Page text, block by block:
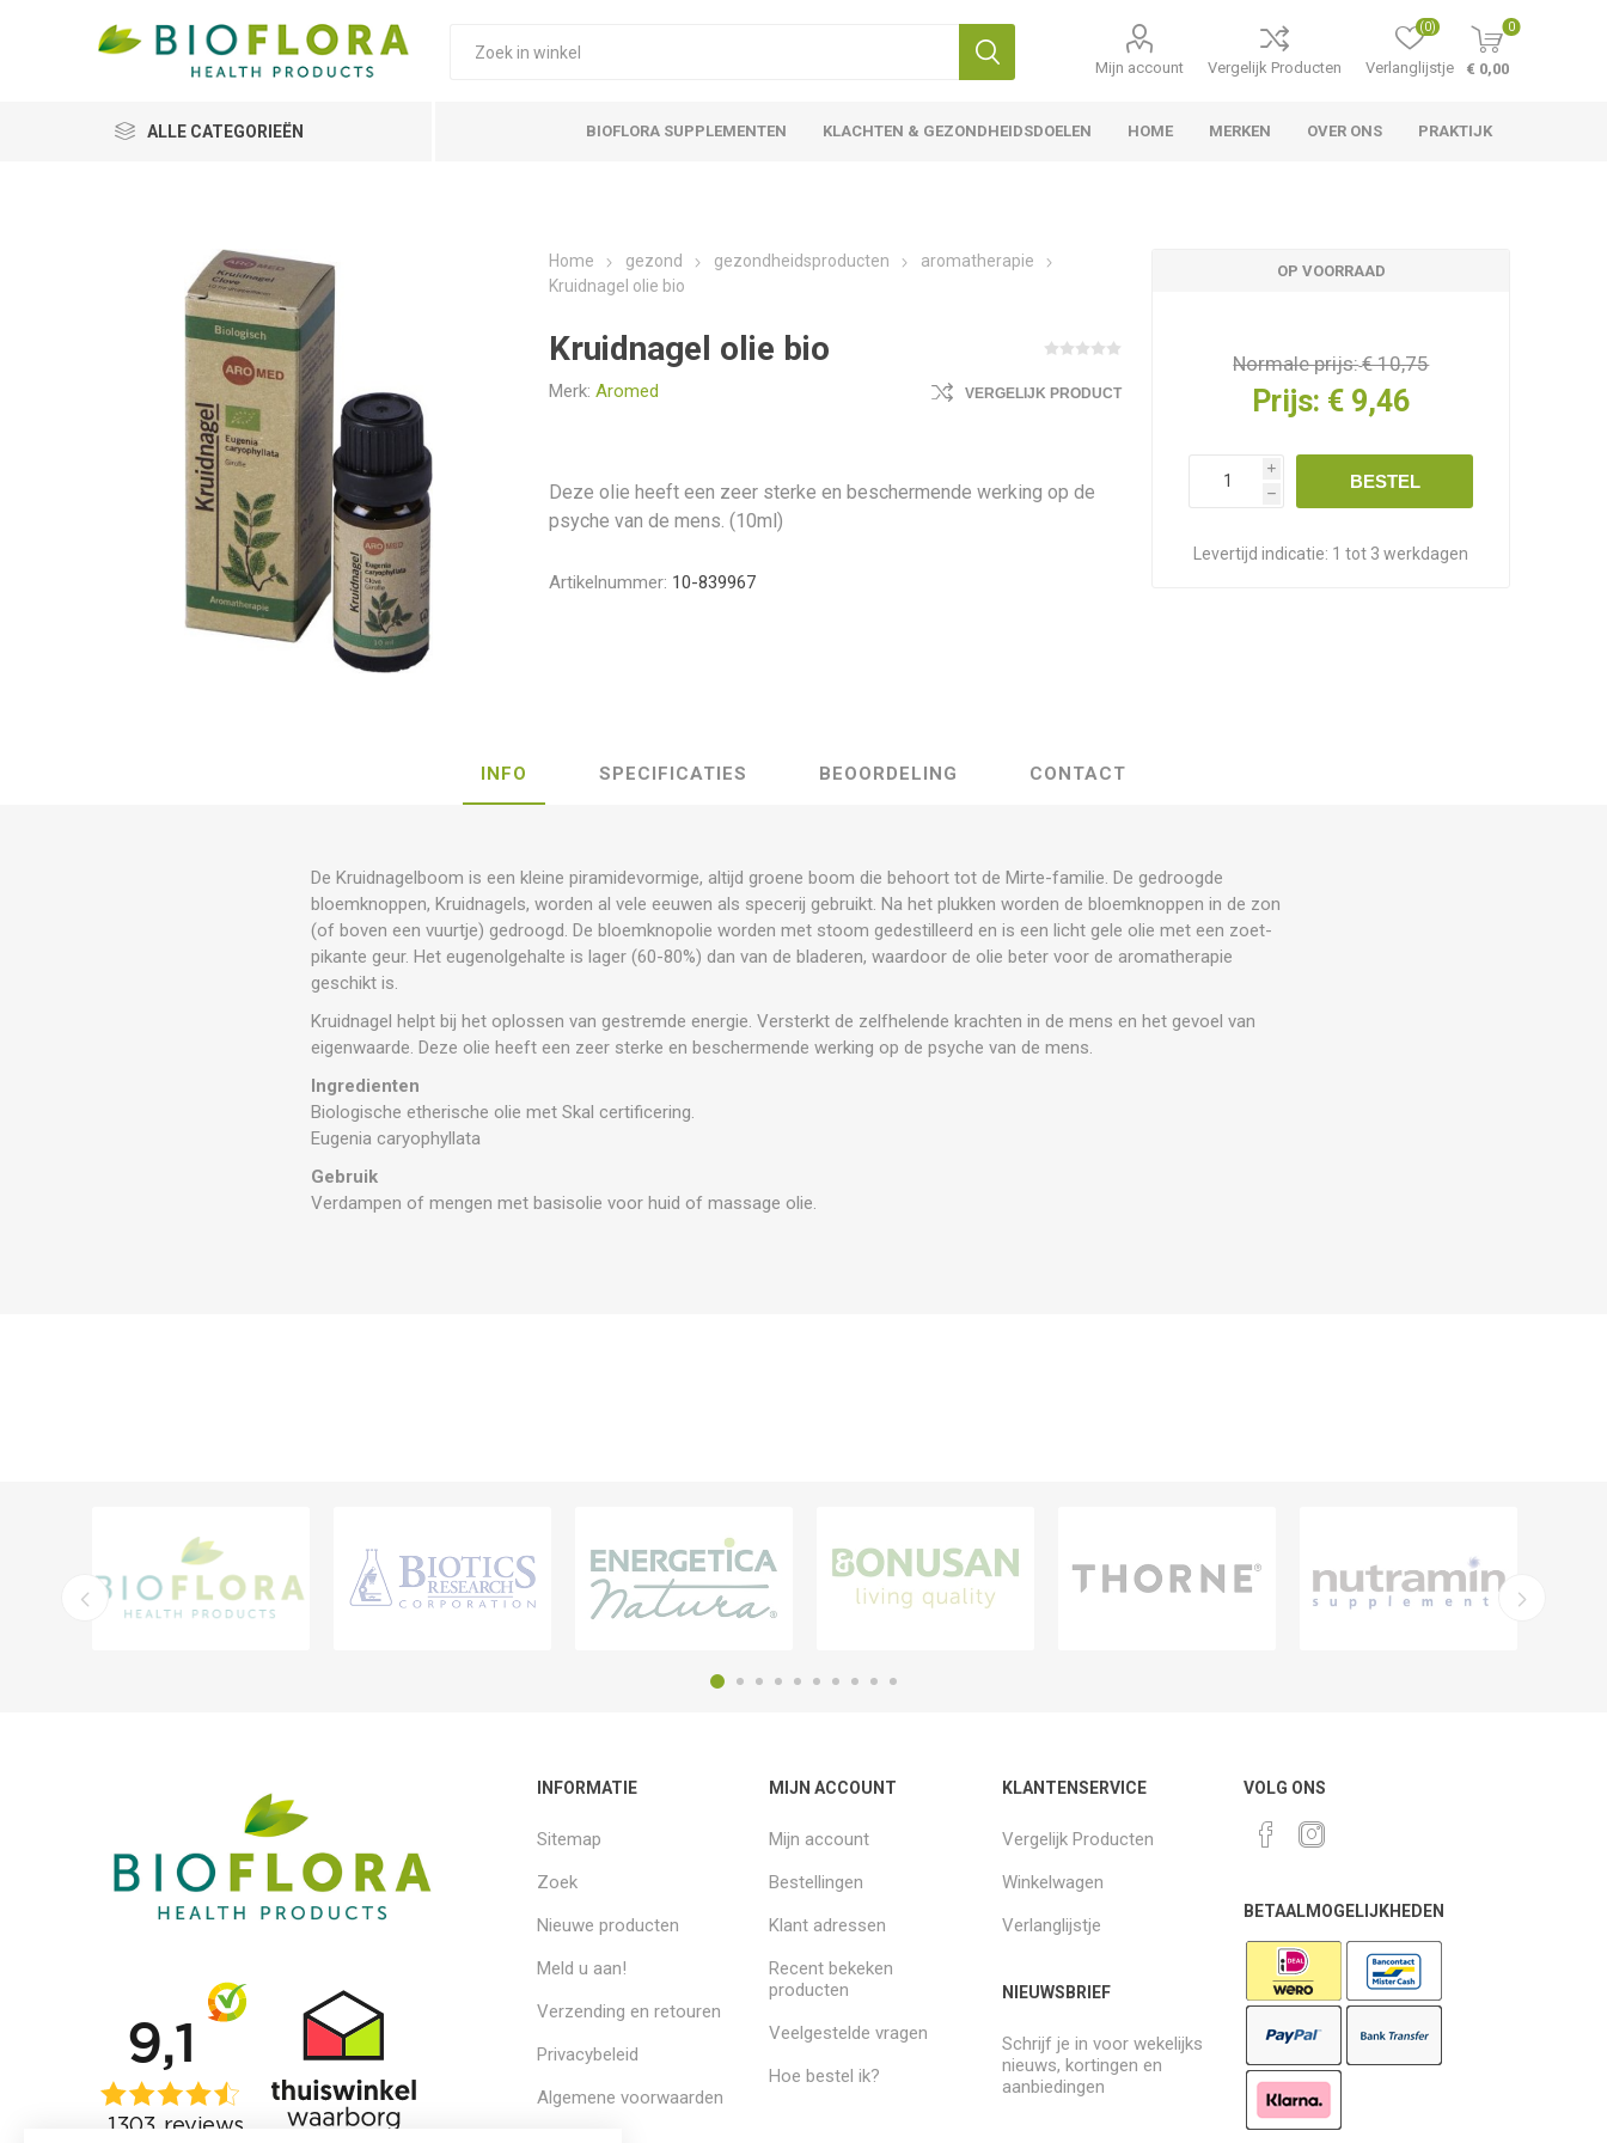
Mijn account Vergelijk Producten Verlanglijstje
(0) 0
€ 0,00
ALLE CATEGORIEËN BIOFLORA SUPPLEMENTEN KLACHTEN & GEZONDHEIDSDOELEN HOME MERKEN OVER ONS PRAKTIJK
Home gezond gezondheidsproducten
aromatherapie
Kruidnagel olie bio
Kruidnagel olie bio
Merk: Aromed VERGELIJK PRODUCT
Deze olie heeft een zeer sterke en beschermende werking op de
psyche van de mens. (10ml)
Artikelnummer: 10-839967
OP VOORRAAD
Normale prijs:€ 10,75
Prijs: € 9,46
i
h
BESTEL
Levertijd indicatie: 1 tot 3 werkdagen
INFO SPECIFICATIES BEOORDELING CONTACT
De Kruidnagelboom is een kleine piramidevormige, altijd groene boom die behoort tot de Mirte-familie. De gedroogde
bloemknoppen, Kruidnagels, worden al vele eeuwen als specerij gebruikt. Na het plukken worden de bloemknoppen in de zon
(of boven een vuurtje) gedroogd. De bloemknopolie worden met stoom gedestilleerd en is een licht gele olie met een zoet-
pikante geur. Het eugenolgehalte is lager (60-80%) dan van de bladeren, waardoor de olie beter voor de aromatherapie
geschikt is.
Kruidnagel helpt bij het oplossen van gestremde energie. Versterkt de zelfhelende krachten in de mens en het gevoel van
eigenwaarde. Deze olie heeft een zeer sterke en beschermende werking op de psyche van de mens.
Ingredienten
Biologische etherische olie met Skal certificering.
Eugenia caryophyllata
Gebruik
Verdampen of mengen met basisolie voor huid of massage olie.
INFORMATIE
Sitemap
Zoek
Nieuwe producten
Meld u aan!
Verzending en retouren
Privacybeleid
Algemene voorwaarden
MIJN ACCOUNT
Mijn account
Bestellingen
Klant adressen
Recent bekeken
producten
Veelgestelde vragen
Hoe bestel ik?
KLANTENSERVICE
Vergelijk Producten
Winkelwagen
Verlanglijstje
NIEUWSBRIEF
Schrijf je in voor wekelijks
nieuws, kortingen en
aanbiedingen
VOLG ONS
BETAALMOGELIJKHEDEN